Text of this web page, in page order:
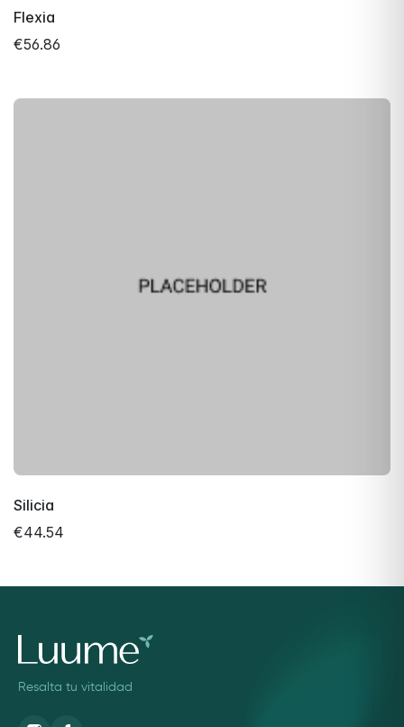
Flexia
€56.86
Silicia
€44.54
Resalta tu vitalidad